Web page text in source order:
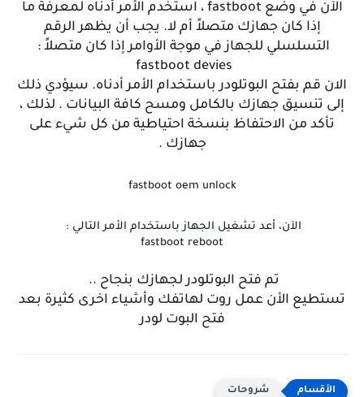
الآن في وضع fastboot ، استخدم الأمر أدناه لمعرفة ما
إذا كان جهازك متصلاً أم لا. يجب أن يظهر الرقم
التسلسلي للجهاز في موجة الأوامر إذا كان متصلاً :
fastboot devies
الان قم بفتح البوتلودر باستخدام الأمر أدناه. سيؤدي ذلك
إلى تنسيق جهازك بالكامل ومسح كافة البيانات . لذلك ،
تأكد من الاحتفاظ بنسخة احتياطية من كل شيء على
جهازك .
fastboot oem unlock
الآن، أعد تشغيل الجهاز باستخدام الأمر التالي :
fastboot reboot
تم فتح البوتلودر لجهازك بنجاح ..
تستطيع الأن عمل روت لهاتفك وأشياء اخرى كثيرة بعد
فتح البوت لودر
شروحات